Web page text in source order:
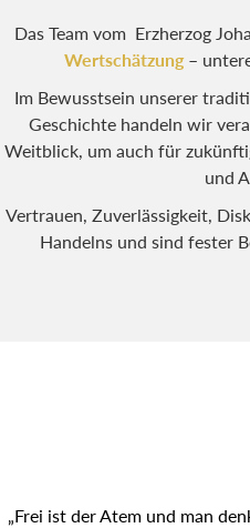
Das Team vom Erzherzog
Wertschätzung–
Im Bewusstsein unserer
Geschichte handeln wir
Weitblick, um auch für
Vertrauen, Zuverlässigkeit,
Handelns und sind fester
„Frei ist der Atem und man